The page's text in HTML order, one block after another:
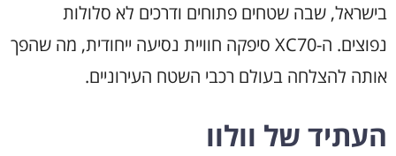
בישראל, שבה שטחים פתוחים ודרכים לא סלולות
נפוצים. ה-XC70 סיפקה חוויית נסיעה ייחודית, מה שהפך
אותה להצלחה בעולם רכבי השטח העירוניים.
העתיד של וולוו